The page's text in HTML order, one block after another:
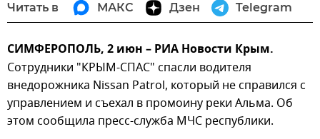
Читать в МАКС Дзен Telegram
СИМФЕРОПОЛЬ, 2 июн – РИА Новости Крым.
Сотрудники "КРЫМ-СПАС" спасли водителя
внедорожника Nissan Patrol, который не справился с
управлением и съехал в промоину реки Альма. Об
этом сообщила пресс-служба МЧС республики.